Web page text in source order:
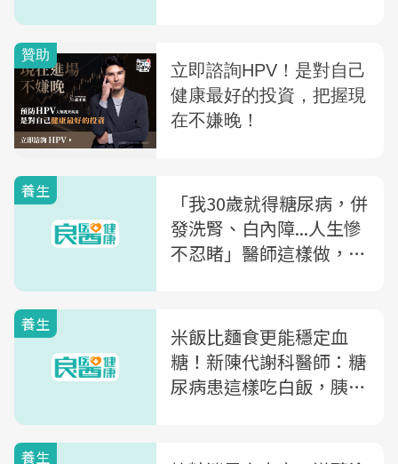
養生
「我30歲就得糖尿病，併
發洗腎、白內障...人生慘
不忍睹」醫師這樣做，成
養生
米飯比麵食更能穩定血
糖！新陳代謝科醫師：糖
尿病患這樣吃白飯，胰島
養生